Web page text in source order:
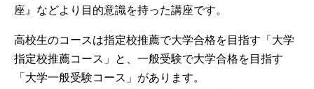
座』などより目的意識を持った講座です。
高校生のコースは指定校推薦で大学合格を目指す「大学
指定校推薦コース」と、一般受験で大学合格を目指す
「大学一般受験コース」があります。